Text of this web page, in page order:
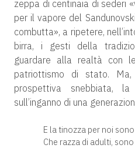
zeppa di centinaia di sederi
per il vapore del
combutta», a ripetere,
birra, i gesti della
guardare alla realtà con
patriottismo di stato. Ma,
prospettiva snebbiata,
sull’inganno di una
E la tinozza per noi
Che razza di adulti,